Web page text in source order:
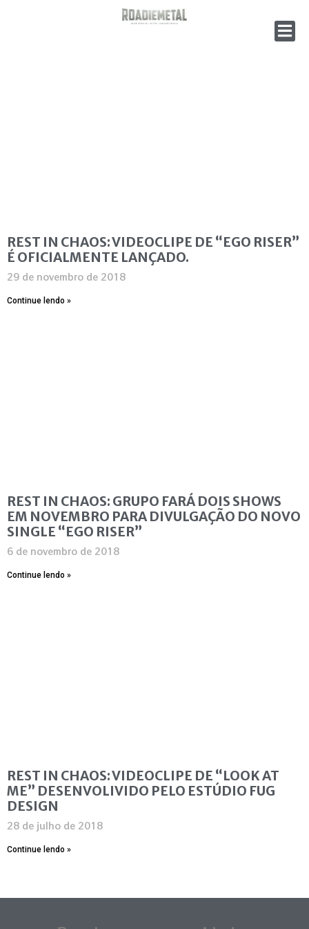
REST IN CHAOS: VIDEOCLIPE DE “EGO RISER”
É OFICIALMENTE LANÇADO.
29 de novembro de 2018
Continue lendo »
REST IN CHAOS: GRUPO FARÁ DOIS SHOWS
EM NOVEMBRO PARA DIVULGAÇÃO DO NOVO
SINGLE “EGO RISER”
6 de novembro de 2018
Continue lendo »
REST IN CHAOS: VIDEOCLIPE DE “LOOK AT
ME” DESENVOLIVIDO PELO ESTÚDIO FUG
DESIGN
28 de julho de 2018
Continue lendo »